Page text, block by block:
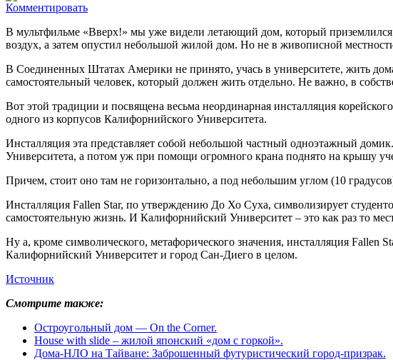
Комментировать
В мультфильме «Вверх!» мы уже видели летающий дом, который
воздух, а затем опустил небольшой жилой дом. Но не в живописной
В Соединенных Штатах Америки не принято, учась в университете, жить
самостоятельный человек, который должен жить отдельно. Не важно, в
Вот этой традиции и посвящена весьма неординарная инсталляция
одного из корпусов Калифорнийского Университета.
Инсталляция эта представляет собой небольшой частный одноэтажный
Университета, а потом уж при помощи огромного крана поднято на крышу
Причем, стоит оно там не горизонтально, а под небольшим углом (10
Инсталляция Fallen Star, по утверждению До Хо Суха, символизирует
самостоятельную жизнь. И Калифорнийский Университет – это как раз то
Ну а, кроме символического, метафорического значения, инсталляция Fallen
Калифорнийский Университет и город Сан-Диего в целом.
Источник
Смотрите также:
Остроугольный дом — On the Corner.
House with slide – жилой японский «дом с горкой».
Дома-НЛО на Тайване: Заброшенный футуристический город-призрак.